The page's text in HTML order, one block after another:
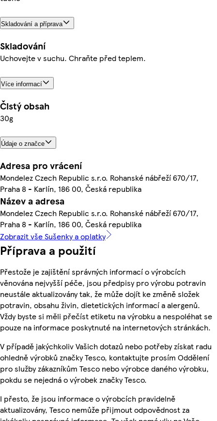
Skladování a příprava
Skladování
Uchovejte v suchu. Chraňte před teplem.
Více informací
Čistý obsah
30g
Údaje o značce
Adresa pro vrácení
Mondelez Czech Republic s.r.o. Rohanské nábřeží 670/17,
Praha 8 - Karlín, 186 00, Česká republika
Název a adresa
Mondelez Czech Republic s.r.o. Rohanské nábřeží 670/17,
Praha 8 - Karlín, 186 00, Česká republika
Zobrazit vše Sušenky a oplatky
Příprava a použití
Přestože je zajištění správných informací o výrobcích
věnována nejvyšší péče, jsou předpisy pro výrobu potravin
neustále aktualizovány tak, že může dojít ke změně složek
potravin, obsahu živin, dietetických informací a alergenů.
Vždy byste si měli přečíst etiketu na výrobku a nespoléhat se
pouze na informace poskytnuté na internetových stránkách.
V případě jakýchkoliv Vašich dotazů nebo potřeby získat radu
ohledně výrobků značky Tesco, kontaktujte prosím Oddělení
pro služby zákazníkům Tesco nebo výrobce daného výrobku,
pokdu se nejedná o výrobek značky Tesco.
I přesto, že jsou informace o výrobcích pravidelně
aktualizovány, Tesco nemůže přijmout odpovědnost za